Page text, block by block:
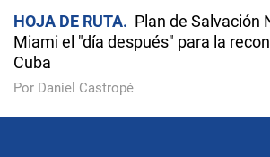
HOJA DE RUTA
Plan de Salvación
Miami el "día después" para la
Cuba
Por Daniel Castropé